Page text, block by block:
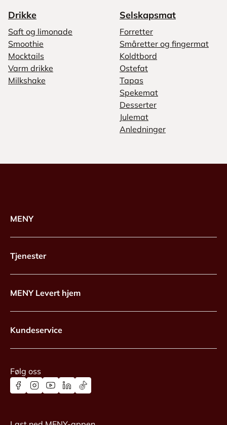
Drikke
Saft og limonade
Smoothie
Mocktails
Varm drikke
Milkshake
Selskapsmat
Forretter
Småretter og fingermat
Koldtbord
Ostefat
Tapas
Spekemat
Desserter
Julemat
Anledninger
MENY
Tjenester
MENY Levert hjem
Kundeservice
Følg oss